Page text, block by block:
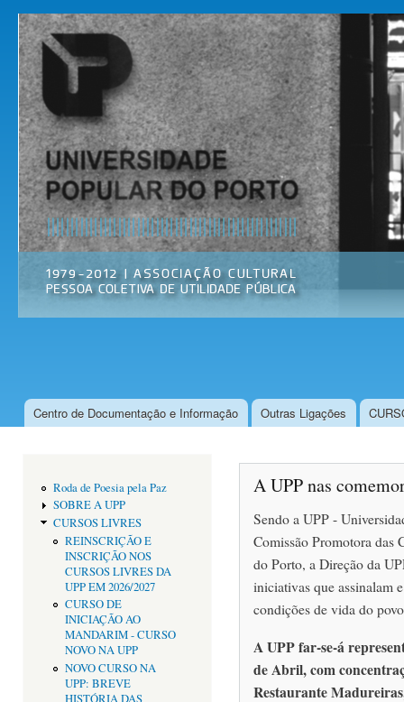
Universidade
Popular do
Porto
Associação
Cultural
Menu principal
Centro de Documentação e Informação Outras Ligações
Roda de Poesia pela Paz
SOBRE A UPP
CURSOS LIVRES
REINSCRIÇÃO E
INSCRIÇÃO NOS
CURSOS LIVRES DA
UPP EM 2026/2027
CURSO DE
INICIAÇÃO AO
MANDARIM - CURSO
NOVO NA UPP
NOVO CURSO NA
UPP: BREVE
HISTÓRIA DAS
A UPP nas
Sendo a UPP -
Comissão Promotora das
do Porto, a Direção da
iniciativas que assinalam
condições de vida do
A UPP far-se-á
de Abril, com
Restaurante